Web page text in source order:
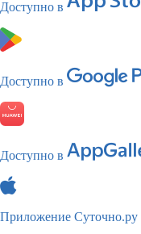
Доступно в
Доступно в
Доступно в
Приложение Суточно.ру